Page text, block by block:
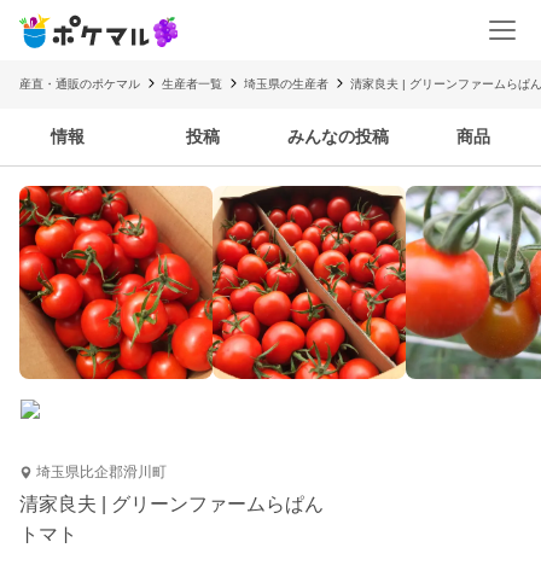
産直・通販のポケマル 生産者一覧 埼玉県の生産者 清家良夫 | グリーンファームらぱん
情報 投稿 みんなの投稿 商品
埼玉県比企郡滑川町
清家良夫 | グリーンファームらぱん
トマト